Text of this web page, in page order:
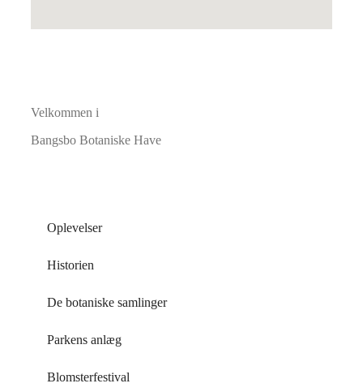
Velkommen i
Bangsbo Botaniske Have
Oplevelser
Historien
De botaniske samlinger
Parkens anlæg
Blomsterfestival